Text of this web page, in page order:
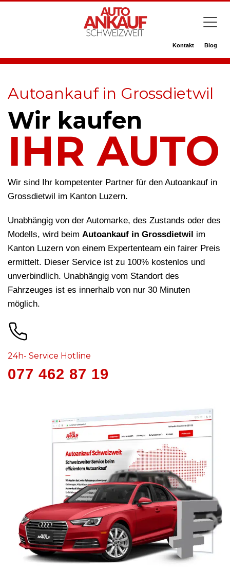
Kontakt Blog
Autoankauf in Grossdietwil
Wir kaufen
IHR AUTO
Wir sind Ihr kompetenter Partner für den Autoankauf in
Grossdietwil im Kanton Luzern.
Unabhängig von der Automarke, des Zustands oder des
Modells, wird beim Autoankauf in Grossdietwil im
Kanton Luzern von einem Expertenteam ein fairer Preis
ermittelt. Dieser Service ist zu 100% kostenlos und
unverbindlich. Unabhängig vom Standort des
Fahrzeuges ist es innerhalb von nur 30 Minuten
möglich.
24h- Service Hotline
077 462 87 19